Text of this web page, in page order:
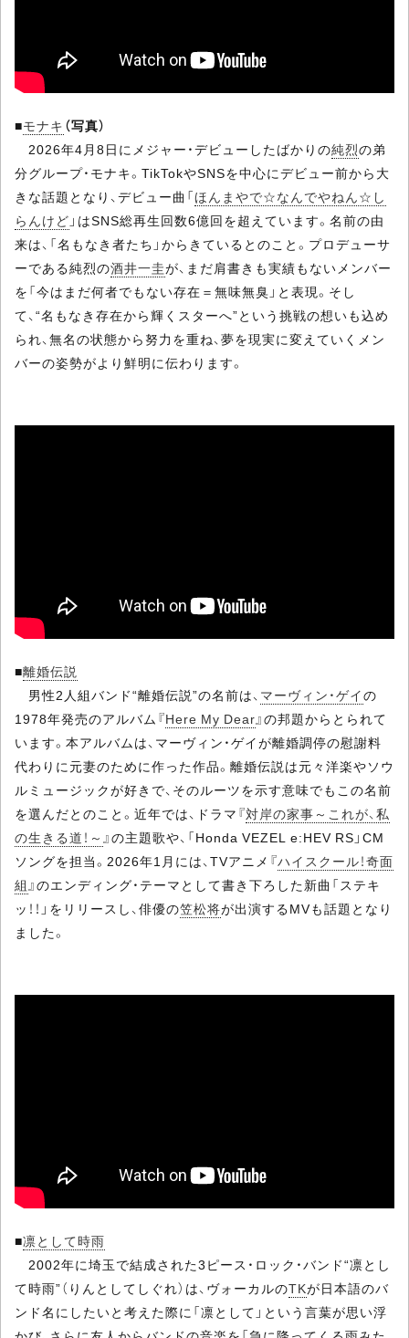
■モナキ （写真）
2026年4月8日にメジャー・デビューしたばかりの純烈の弟
分グループ・モナキ。TikTokやSNSを中心にデビュー前から大
きな話題となり、デビュー曲「ほんまやで☆なんでやねん☆し
らんけど 」はSNS総再生回数6億回を超えています。名前の由
来は、「名もなき者たち」からきているとのこと。プロデューサ
ーである純烈の酒井一圭が、まだ肩書きも実績もないメンバー
を「今はまだ何者でもない存在＝無味無臭」と表現。そし
て、“名もなき存在から輝くスターへ”という挑戦の想いも込め
られ、無名の状態から努力を重ね、夢を現実に変えていくメン
バーの姿勢がより鮮明に伝わります。
■離婚伝説
男性2人組バンド“離婚伝説”の名前は、 マーヴィン・ゲイの
1978年発売のアルバム『Here My Dear』の邦題からとられて
います。本アルバムは、マーヴィン・ゲイが離婚調停の慰謝料
代わりに元妻のために作った作品。離婚伝説は元々洋楽やソウ
ルミュージックが好きで、そのルーツを示す意味でもこの名前
を選んだとのこと。近年では、ドラマ『対岸の家事～これが、私
の生きる道！～ 』の主題歌や、「Honda VEZEL e:HEV RS」CM
ソングを担当。2026年1月には、TVアニメ『ハイスクール！奇面
組』のエンディング・テーマとして書き下ろした新曲「ステキ
ッ！！」をリリースし、俳優の笠松将が出演するMVも話題となり
ました。
■凛として時雨
2002年に埼玉で結成された3ピース・ロック・バンド“凛とし
て時雨”（りんとしてしぐれ）は、ヴォーカルのTKが日本語のバ
ンド名にしたいと考えた際に「凛として」という言葉が思い浮